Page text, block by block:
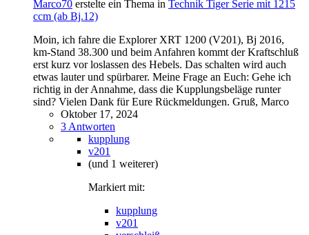
Marco70 erstelte ein Thema in Technik Tiger Serie mit 1215
ccm (ab Bj.12)
Moin, ich fahre die Explorer XRT 1200 (V201), Bj 2016,
km-Stand 38.300 und beim Anfahren kommt der Kraftschluß
erst kurz vor loslassen des Hebels. Das schalten wird auch
etwas lauter und spürbarer. Meine Frage an Euch: Gehe ich
richtig in der Annahme, dass die Kupplungsbeläge runter
sind? Vielen Dank für Eure Rückmeldungen. Gruß, Marco
Oktober 17, 2024
3 Antworten
kupplung
v201
(und 1 weiterer)
Markiert mit:
kupplung
v201